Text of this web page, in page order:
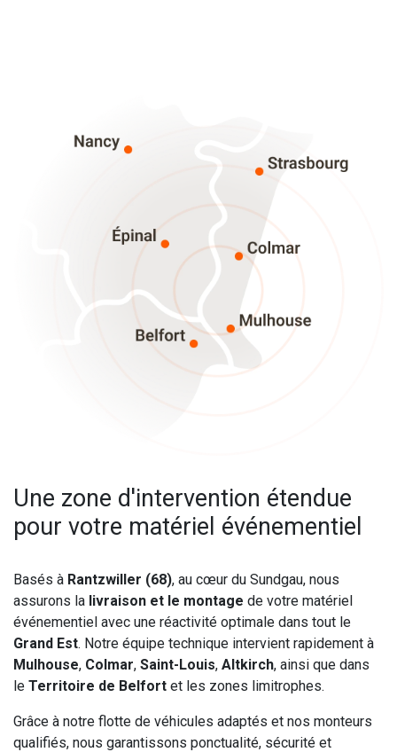
Une zone d'intervention étendue
pour votre matériel événementiel
Basés à Rantzwiller (68), au cœur du Sundgau, nous
assurons la livraison et le montage de votre matériel
événementiel avec une réactivité optimale dans tout le
Grand Est. Notre équipe technique intervient rapidement à
Mulhouse, Colmar, Saint-Louis, Altkirch, ainsi que dans
le Territoire de Belfort et les zones limitrophes.
Grâce à notre flotte de véhicules adaptés et nos monteurs
qualifiés, nous garantissons ponctualité, sécurité et